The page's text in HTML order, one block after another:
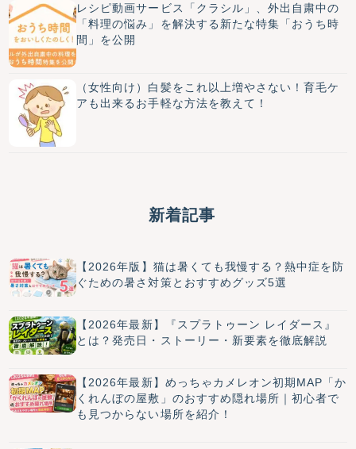
レシピ動画サービス「クラシル」、外出自粛中の
「料理の悩み」を解決する新たな特集「おうち時
間」を公開
（女性向け）白髪をこれ以上増やさない！育毛ケ
アも出来るお手軽な方法を教えて！
新着記事
【2026年版】猫は暑くても我慢する？熱中症を防
ぐための暑さ対策とおすすめグッズ5選
【2026年最新】『スプラトゥーン レイダース』
とは？発売日・ストーリー・新要素を徹底解説
【2026年最新】めっちゃカメレオン初期MAP「か
くれんぼの屋敷」のおすすめ隠れ場所｜初心者で
も見つからない場所を紹介！